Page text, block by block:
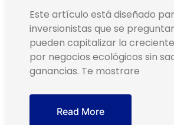
Este artículo está diseñado
inversionistas que se
pueden capitalizar la
por negocios ecológicos sin
ganancias. Te mostrare
Read More